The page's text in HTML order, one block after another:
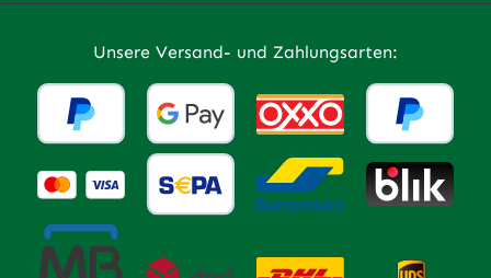
Unsere Versand- und Zahlungsarten: